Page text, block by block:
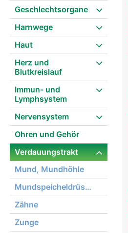
Geschlechtsorgane
Harnwege
Haut
Herz und
Blutkreislauf
Immun- und
Lymphsystem
Nervensystem
Ohren und Gehör
Verdauungstrakt
Mund, Mundhöhle
Mundspeicheldrüsen
Zähne
Zunge